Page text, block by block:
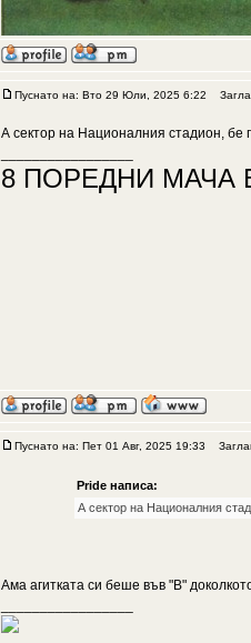
Пуснато на: Вто 29 Юли, 2025 6:22
А сектор на Националния стадион,
8 ПОРЕДНИ МАЧА
Пуснато на: Пет 01 Авг, 2025 19:33
Pride написа:
А сектор на Националния
Ама агитката си беше във "В"